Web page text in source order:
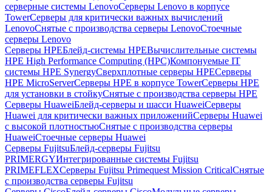
серверные системы LenovoСерверы Lenovo в корпусе
TowerСерверы для критически важных вычислений
LenovoСнятые с производства серверы LenovoСтоечные
серверы Lenovo
Серверы HPEБлейд-системы HPEВычислительные системы
HPE High Performance Computing (HPC)Компонуемые IT
системы HPE SynergyСверхплотные серверы HPEСерверы
HPE MicroServerСерверы HPE в корпусе TowerСерверы HPE
для установки в стойкуСнятые с производства серверы HPE
Серверы HuaweiБлейд-серверы и шасси HuaweiСерверы
Huawei для критически важных приложенийСерверы Huawei
с высокой плотностьюСнятые с производства серверы
HuaweiСтоечные серверы Huawei
Серверы FujitsuБлейд-серверы Fujitsu
PRIMERGYИнтегрированные системы Fujitsu
PRIMEFLEXСерверы Fujitsu Primequest Mission CriticalСнятые
с производства серверы Fujitsu